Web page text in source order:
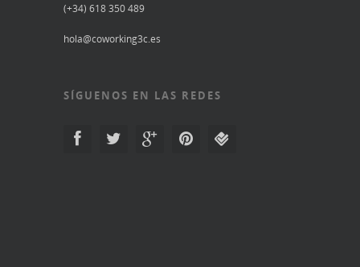
(+34) 618 350 489
hola@coworking3c.es
SÍGUENOS EN LAS REDES